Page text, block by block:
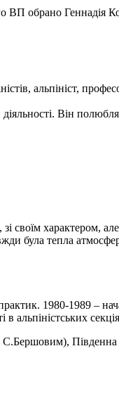
ВП обрано Геннадія
альпініст,
Він
своїм характером,
була тепла
1980-1989 –
в альпіністських
С.Бершовим),